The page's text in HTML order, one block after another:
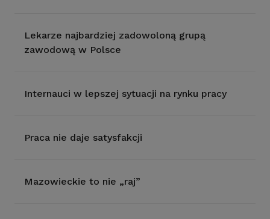
Lekarze najbardziej zadowoloną grupą
zawodową w Polsce
Internauci w lepszej sytuacji na rynku pracy
Praca nie daje satysfakcji
Mazowieckie to nie „raj”